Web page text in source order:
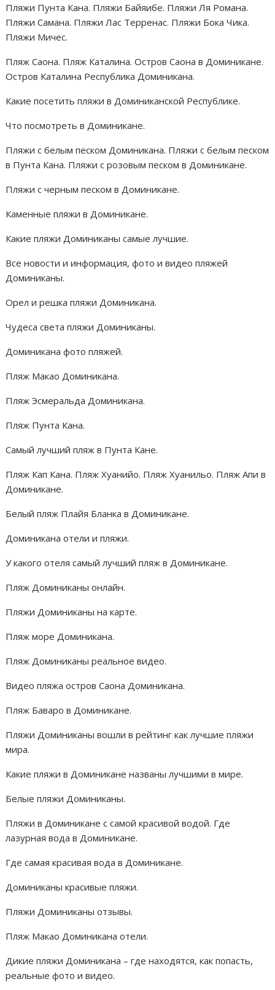
Пляжи Пунта Кана. Пляжи Байяибе. Пляжи Ля Романа.
Пляжи Самана. Пляжи Лас Терренас. Пляжи Бока Чика.
Пляжи Мичес.
Пляж Саона. Пляж Каталина. Остров Саона в Доминикане.
Остров Каталина Республика Доминикана.
Какие посетить пляжи в Доминиканской Республике.
Что посмотреть в Доминикане.
Пляжи с белым песком Доминикана. Пляжи с белым песком
в Пунта Кана. Пляжи с розовым песком в Доминикане.
Пляжи с черным песком в Доминикане.
Каменные пляжи в Доминикане.
Какие пляжи Доминиканы самые лучшие.
Все новости и информация, фото и видео пляжей
Доминиканы.
Орел и решка пляжи Доминикана.
Чудеса света пляжи Доминиканы.
Доминикана фото пляжей.
Пляж Макао Доминикана.
Пляж Эсмеральда Доминикана.
Пляж Пунта Кана.
Самый лучший пляж в Пунта Кане.
Пляж Кап Кана. Пляж Хуанийо. Пляж Хуанильо. Пляж Апи в
Доминикане.
Белый пляж Плайя Бланка в Доминикане.
Доминикана отели и пляжи.
У какого отеля самый лучший пляж в Доминикане.
Пляж Доминиканы онлайн.
Пляжи Доминиканы на карте.
Пляж море Доминикана.
Пляж Доминиканы реальное видео.
Видео пляжа остров Саона Доминикана.
Пляж Баваро в Доминикане.
Пляжи Доминиканы вошли в рейтинг как лучшие пляжи
мира.
Какие пляжи в Доминикане названы лучшими в мире.
Белые пляжи Доминиканы.
Пляжи в Доминикане с самой красивой водой. Где
лазурная вода в Доминикане.
Где самая красивая вода в Доминикане.
Доминиканы красивые пляжи.
Пляжи Доминиканы отзывы.
Пляж Макао Доминикана отели.
Дикие пляжи Доминикана – где находятся, как попасть,
реальные фото и видео.